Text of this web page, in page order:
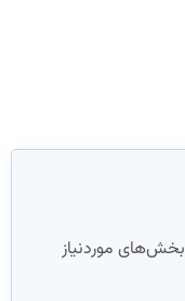
بخش‌های موردنیاز